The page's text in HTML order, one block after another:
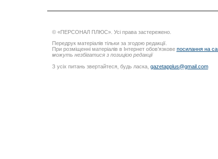
© «ПЕРСОНАЛ ПЛЮС». Усі права застережено.
Передрук матеріалів тільки за згодою редакції.
При розміщенні матеріалів в Інтернет обов’язкове посилання на
можуть незбігатися з позицією редакції
З усіх питань звертайтеся, будь ласка, gazetapplus@gmail.com